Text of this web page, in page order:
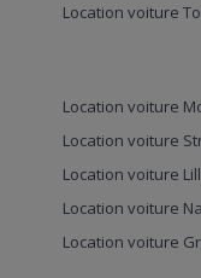
Location voiture
Location voiture
Location voiture
Location voiture
Location voiture
Location voiture